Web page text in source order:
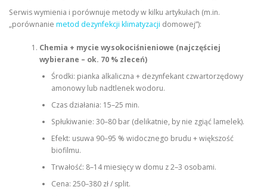
Serwis wymienia i porównuje metody w kilku artykułach (m.in.
„porównanie metod dezynfekcji klimatyzacji domowej”):
Chemia + mycie wysokociśnieniowe (najczęściej
wybierane – ok. 70 % zleceń)
Środki: pianka alkaliczna + dezynfekant czwartorzędowy
amonowy lub nadtlenek wodoru.
Czas działania: 15–25 min.
Spłukiwanie: 30–80 bar (delikatnie, by nie zgiąć lamelek).
Efekt: usuwa 90–95 % widocznego brudu + większość
biofilmu.
Trwałość: 8–14 miesięcy w domu z 2–3 osobami.
Cena: 250–380 zł / split.